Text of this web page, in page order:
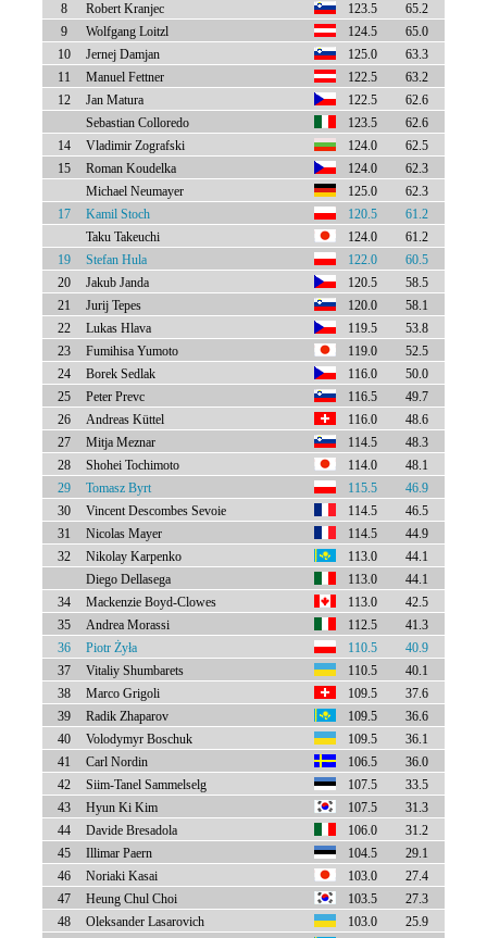
8
Robert Kranjec 123.5
65.2
9
Wolfgang Loitzl 124.5
65.0
10
Jernej Damjan 125.0
63.3
11
Manuel Fettner 122.5
63.2
12
Jan Matura 122.5
62.6
Sebastian Colloredo
123.5
62.6
14
Vladimir Zografski 124.0
62.5
15
Roman Koudelka 124.0
62.3
Michael Neumayer
125.0
62.3
17
Kamil Stoch 120.5
61.2
Taku Takeuchi
124.0
61.2
19
Stefan Hula 122.0
60.5
20
Jakub Janda 120.5
58.5
21
Jurij Tepes 120.0
58.1
22
Lukas Hlava 119.5
53.8
23
Fumihisa Yumoto 119.0
52.5
24
Borek Sedlak 116.0
50.0
25
Peter Prevc 116.5
49.7
26
Andreas Küttel 116.0
48.6
27
Mitja Meznar 114.5
48.3
28
Shohei Tochimoto 114.0
48.1
29
Tomasz Byrt 115.5
46.9
30
Vincent Descombes Sevoie 114.5
46.5
31
Nicolas Mayer 114.5
44.9
32
Nikolay Karpenko 113.0
44.1
Diego Dellasega
113.0
44.1
34
Mackenzie Boyd-Clowes 113.0
42.5
35
Andrea Morassi 112.5
41.3
36
Piotr Żyła 110.5
40.9
37
Vitaliy Shumbarets 110.5
40.1
38
Marco Grigoli 109.5
37.6
39
Radik Zhaparov 109.5
36.6
40
Volodymyr Boschuk 109.5
36.1
41
Carl Nordin 106.5
36.0
42
Siim-Tanel Sammelselg 107.5
33.5
43
Hyun Ki Kim 107.5
31.3
44
Davide Bresadola 106.0
31.2
45
Illimar Paern 104.5
29.1
46
Noriaki Kasai 103.0
27.4
47
Heung Chul Choi 103.5
27.3
48
Oleksander Lasarovich 103.0
25.9